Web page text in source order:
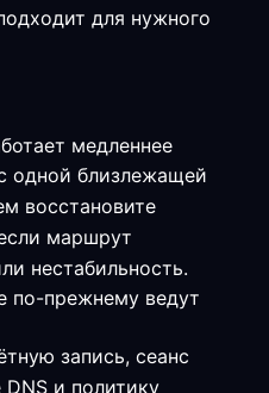
для нужного
медленнее
одной близлежащей
восстановите
маршрут
нестабильность.
по-прежнему ведут
запись, сеанс
и политику